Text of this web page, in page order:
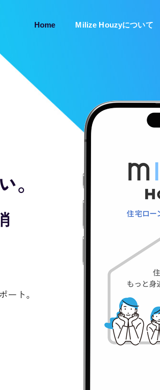
Home Milize Houzyについて
。
ト。